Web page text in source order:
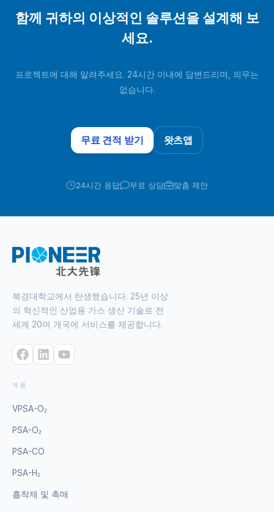
함께 귀하의 이상적인 솔루션을 설계해 보
세요.
프로젝트에 대해 알려주세요. 24시간 이내에 답변드리며, 의무는
없습니다.
무료 견적 받기 왓츠앱
24시간 응답 무료 상담 맞춤 제안
북경대학교에서 탄생했습니다. 25년 이상
의 혁신적인 산업용 가스 생산 기술로 전
세계 20여 개국에 서비스를 제공합니다.
제품
VPSA-O₂
PSA-O₂
PSA-CO
PSA-H₂
흡착제 및 촉매